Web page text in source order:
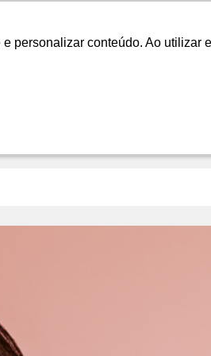
personalizar conteúdo. Ao utilizar
personalizar conteúdo. Ao utilizar
DICAS